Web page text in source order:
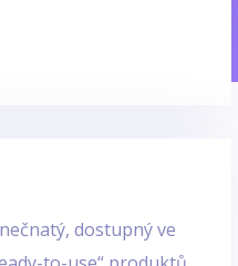
dostupný ve